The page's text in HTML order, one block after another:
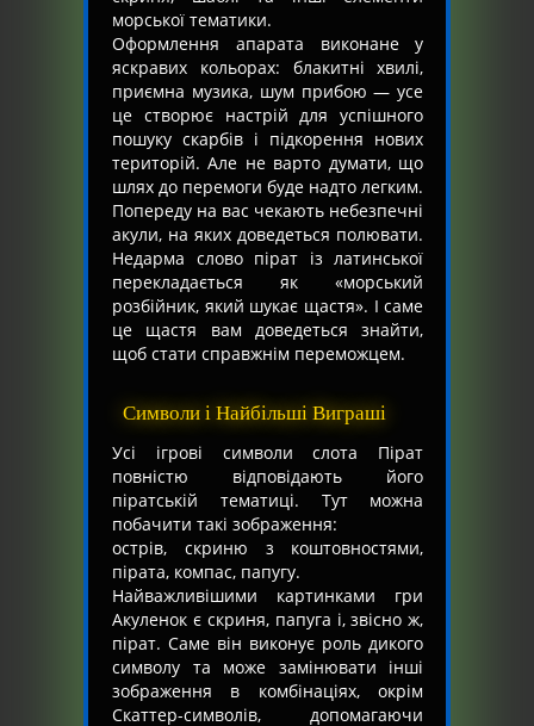
морської тематики.
Оформлення апарата виконане у
яскравих кольорах: блакитні хвилі,
приємна музика, шум прибою — усе
це створює настрій для успішного
пошуку скарбів і підкорення нових
територій. Але не варто думати, що
шлях до перемоги буде надто легким.
Попереду на вас чекають небезпечні
акули, на яких доведеться полювати.
Недарма слово пірат із латинської
перекладається як «морський
розбійник, який шукає щастя». І саме
це щастя вам доведеться знайти,
щоб стати справжнім переможцем.
Символи і Найбільші Виграші
Усі ігрові символи слота Пірат
повністю відповідають його
піратській тематиці. Тут можна
побачити такі зображення:
острів, скриню з коштовностями,
пірата, компас, папугу.
Найважливішими картинками гри
Акуленок є скриня, папуга і, звісно ж,
пірат. Саме він виконує роль дикого
символу та може замінювати інші
зображення в комбінаціях, окрім
Скаттер-символів, допомагаючи